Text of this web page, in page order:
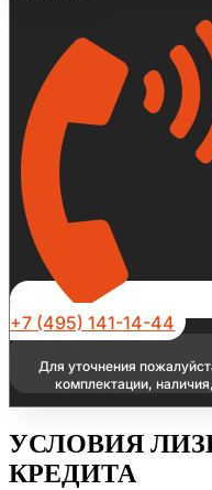
+7 (495) 141-14-44
Для уточнения
комплектации,
УСЛОВИЯ
КРЕДИТА